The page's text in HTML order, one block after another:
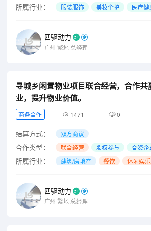
所属行业： 服装服饰 美妆个护 医疗健
四驱动力
广州 繁地 总经理
寻城乡闲置物业项目联合经营，合作共
业，提升物业价值。
商务合作 1471 0
结算方式： 双方商议
合作类型： 联合经营 股权参与 合资企
所属行业： 建筑/房地产 餐饮 休闲娱乐
四驱动力
广州 繁地 总经理